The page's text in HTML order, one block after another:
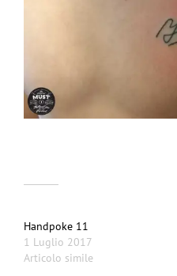
Handpoke 11
1 Luglio 2017
Articolo simile